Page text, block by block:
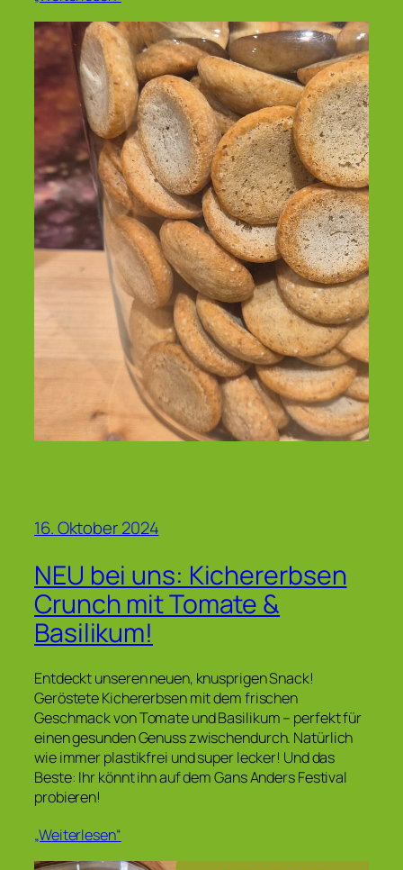
16. Oktober 2024
NEU bei uns: Kichererbsen
Crunch mit Tomate &
Basilikum!
Entdeckt unseren neuen, knusprigen Snack!
Geröstete Kichererbsen mit dem frischen
Geschmack von Tomate und Basilikum – perfekt für
einen gesunden Genuss zwischendurch. Natürlich
wie immer plastikfrei und super lecker! Und das
Beste: Ihr könnt ihn auf dem Gans Anders Festival
probieren!
„Weiterlesen“